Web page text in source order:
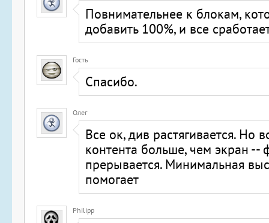
Повнимательнее к блокам,
добавить 100%, и все
Гость
Спасибо.
Олег
Все ок, див растягивается. Но
контента больше, чем экран --
прерывается. Минимальная
помогает
Philipp